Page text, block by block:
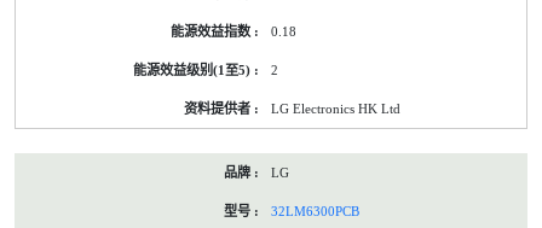
0.18
2
LG Electronics HK Ltd
LG
32LM6300PCB